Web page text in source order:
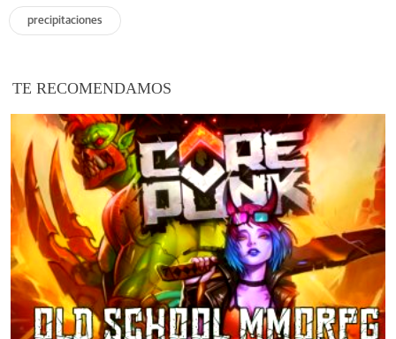
precipitaciones
TE RECOMENDAMOS